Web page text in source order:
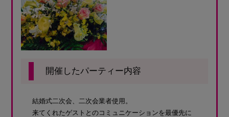
開催したパーティー内容
結婚式二次会、二次会業者使用。
来てくれたゲストとのコミュニケーションを最優先に